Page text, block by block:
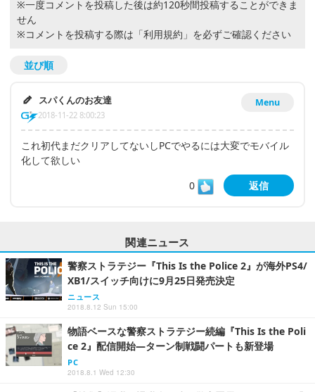
※一度コメントを投稿した後は約120秒間投稿することができま
せん
※コメントを投稿する際は 「利用規約」 を必ずご確認ください
並び順
Menu
スパくんのお友達
2018-11-22 8:00:23
これ初代まだクリアしてないしPCでやるには大変でモバイル
化して欲しい
0
返信
関連ニュース
警察ストラテジー『This Is the Police 2』が海外PS4/
XB1/スイッチ向けに9月25日発売決定
ニュース
2018.8.12 Sun 15:00
物語ベースな警察ストラテジー続編『This Is the Poli
ce 2』配信開始―ターン制戦闘パートも新登場
PC
2018.8.1 Wed 12:30